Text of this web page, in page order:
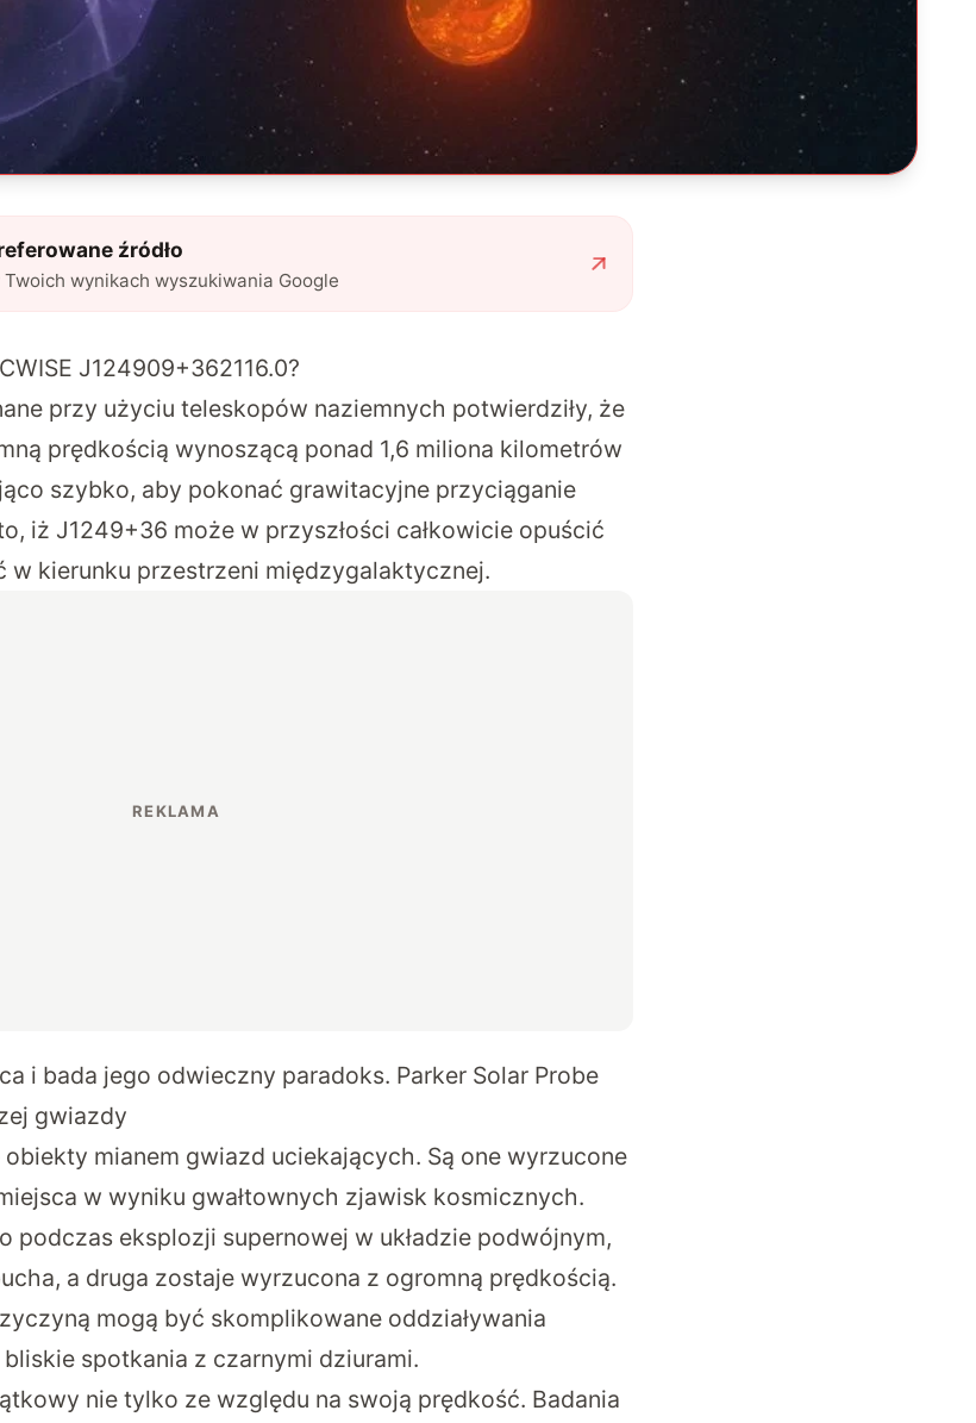
źródło
wynikach wyszukiwania Google
J124909+362116.0?
przy użyciu teleskopów naziemnych potwierdziły, że
prędkością wynoszącą ponad 1,6 miliona kilometrów
szybko, aby pokonać grawitacyjne przyciąganie
iż J1249+36 może w przyszłości całkowicie opuścić
w kierunku przestrzeni międzygalaktycznej.
i bada jego odwieczny paradoks. Parker Solar Probe
gwiazdy
mianem gwiazd uciekających. Są one wyrzucone
w wyniku gwałtownych zjawisk kosmicznych.
podczas eksplozji supernowej w układzie podwójnym,
a druga zostaje wyrzucona z ogromną prędkością.
mogą być skomplikowane oddziaływania
spotkania z czarnymi dziurami.
nie tylko ze względu na swoją prędkość. Badania